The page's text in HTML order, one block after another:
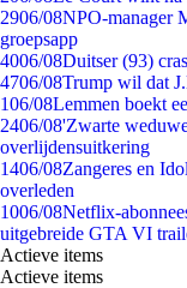
2906/08NPO-manager
groepsapp
4006/08Duitser (93)
4706/08Trump wil dat
106/08Lemmen boekt
2406/08'Zwarte
overlijdensuitkering
1406/08Zangeres en
overleden
1006/08Netflix-
uitgebreide GTA VI
Actieve items
Actieve items